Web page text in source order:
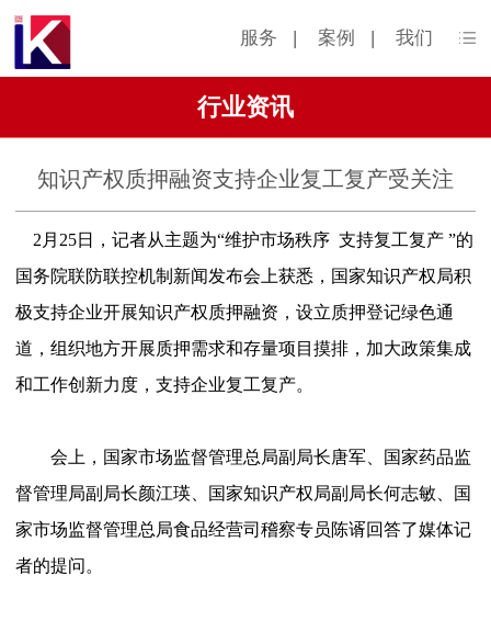
服务 | 案例 | 我们
行业资讯
知识产权质押融资支持企业复工复产受关注
2月25日，记者从主题为“维护市场秩序 支持复工复产 ”的
国务院联防联控机制新闻发布会上获悉，国家知识产权局积
极支持企业开展知识产权质押融资，设立质押登记绿色通
道，组织地方开展质押需求和存量项目摸排，加大政策集成
和工作创新力度，支持企业复工复产。
会上，国家市场监督管理总局副局长唐军、国家药品监
督管理局副局长颜江瑛、国家知识产权局副局长何志敏、国
家市场监督管理总局食品经营司稽察专员陈谞回答了媒体记
者的提问。